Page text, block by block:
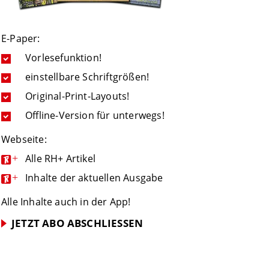
E-Paper:
Vorlesefunktion!
einstellbare Schriftgrößen!
Original-Print-Layouts!
Offline-Version für unterwegs!
Webseite:
+ Alle RH+ Artikel
+
Inhalte der aktuellen Ausgabe
Alle Inhalte auch in der App!
JETZT ABO ABSCHLIESSEN